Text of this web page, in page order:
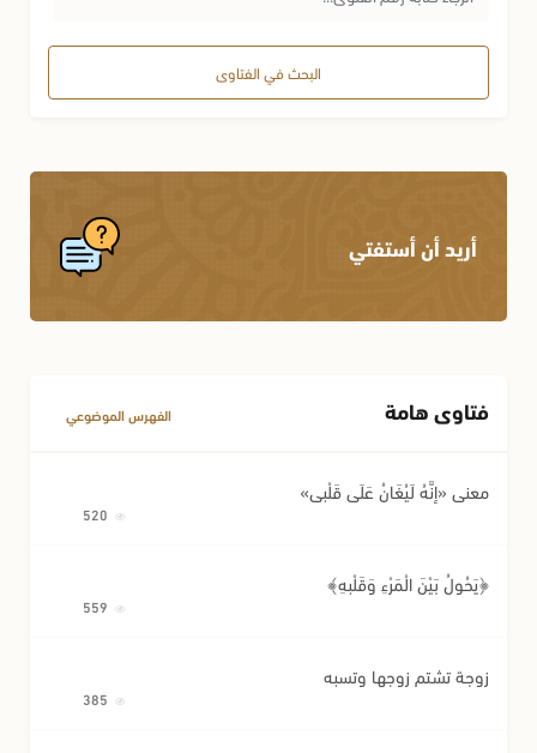
البحث في الفتاوى
أريد أن أستفتي
فتاوى هامة الفهرس الموضوعي
معنى «إِنَّهُ لَيُغَانُ عَلَى قَلْبِي»
﴿يَحُولُ بَيْنَ الْمَرْءِ وَقَلْبِهِ﴾
زوجة تشتم زوجها وتسبه